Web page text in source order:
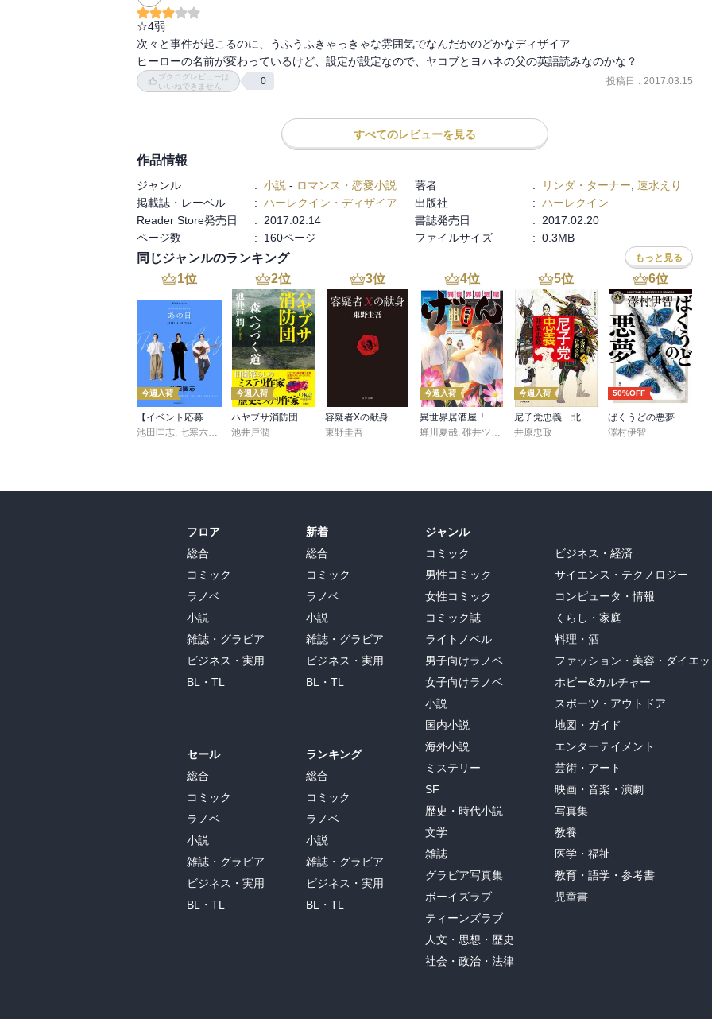
☆4弱
次々と事件が起こるのに、うふうふきゃっきゃな雰囲気でなんだかのどかなディザイア
ヒーローの名前が変わっているけど、設定が設定なので、ヤコブとヨハネの父の英語読みなのかな？
ブクログレビューは
いいねできません
0 投稿日 : 2017.03.15
すべてのレビューを見る
作品情報
ジャンル : 小説 - ロマンス・恋愛小説 著者 : リンダ・ターナー 速水えり
掲載誌・レーベル
: ハーレクイン・ディザイア 出版社 : ハーレクイン
Reader Store発売日
: 2017.02.14 書誌発売日 :
2017.02.20
ページ数
: 160ページ ファイルサイズ : 0.3MB
同じジャンルのランキング もっと見る
1位
今週入荷
【イベント応募シリアルコード付】池田匡志出演・オーディオフォトブック「あの日」SPECIAL EDITION（音声／動画付）
池田匡志, 七寒六温 konoko58,
2位
今週入荷
ハヤブサ消防団 森へつづく道
池井戸潤
3位
容疑者Xの献身
東野圭吾
4位
今週入荷
異世界居酒屋「げん」三杯目
蝉川夏哉, 碓井ツカサ
5位
今週入荷
尼子党忠義 北近江合戦心得〈八〉
井原忠政
6位
50%OFF
ばくうどの悪夢
澤村伊智
フロア
総合
コミック
ラノベ
小説
雑誌・グラビア
ビジネス・実用
BL・TL
セール
総合
コミック
ラノベ
小説
雑誌・グラビア
ビジネス・実用
BL・TL
新着
総合
コミック
ラノベ
小説
雑誌・グラビア
ビジネス・実用
BL・TL
ランキング
総合
コミック
ラノベ
小説
雑誌・グラビア
ビジネス・実用
BL・TL
ジャンル
コミック
男性コミック
女性コミック
コミック誌
ライトノベル
男子向けラノベ
女子向けラノベ
小説
国内小説
海外小説
ミステリー
SF
歴史・時代小説
文学
雑誌
グラビア写真集
ボーイズラブ
ティーンズラブ
人文・思想・歴史
社会・政治・法律
ビジネス・経済
サイエンス・テクノロジー
コンピュータ・情報
くらし・家庭
料理・酒
ファッション・美容・ダイエ
ホビー&カルチャー
スポーツ・アウトドア
地図・ガイド
エンターテイメント
芸術・アート
映画・音楽・演劇
写真集
教養
医学・福祉
教育・語学・参考書
児童書